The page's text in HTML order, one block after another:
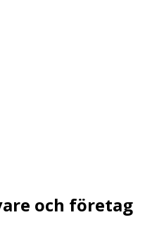
och företag